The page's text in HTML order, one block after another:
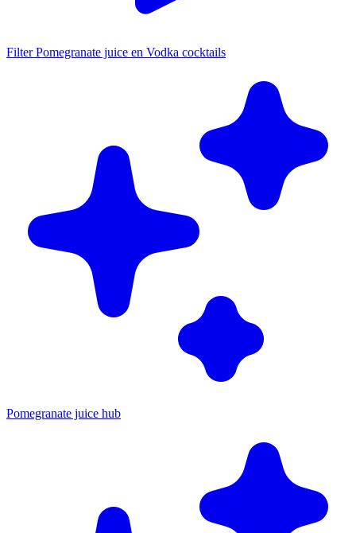
Filter Pomegranate juice en Vodka cocktails
Pomegranate juice hub